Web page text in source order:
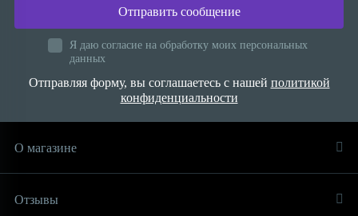
Отправить сообщение
Я даю согласие на обработку моих персональных
данных
Отправляя форму, вы соглашаетесь с нашей политикой
конфиденциальности
О магазине
Отзывы